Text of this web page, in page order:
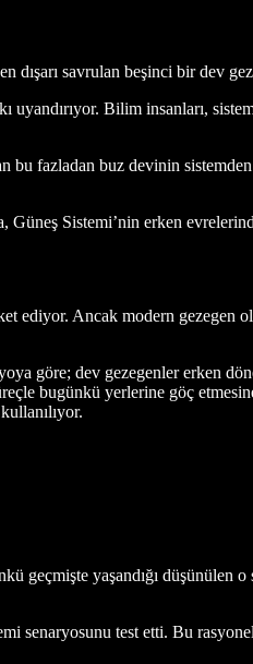
dışarı savrulan beşinci bir dev
uyandırıyor. Bilim insanları,
buz devinin sistemden
Sistemi’nin erken
ediyor. Ancak modern gezegen
göre; dev gezegenler erken
bugünkü yerlerine göç
geçmişte yaşandığı düşünülen
senaryosunu test etti. Bu